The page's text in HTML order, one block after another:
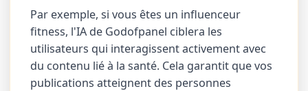
Par exemple, si vous êtes un influenceur
fitness, l'IA de Godofpanel ciblera les
utilisateurs qui interagissent activement avec
du contenu lié à la santé. Cela garantit que vos
publications atteignent des personnes